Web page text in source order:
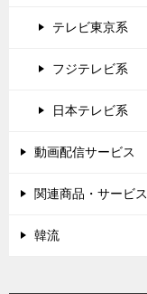
テレビ東京系
フジテレビ系
日本テレビ系
動画配信サービス
関連商品・サービス
韓流